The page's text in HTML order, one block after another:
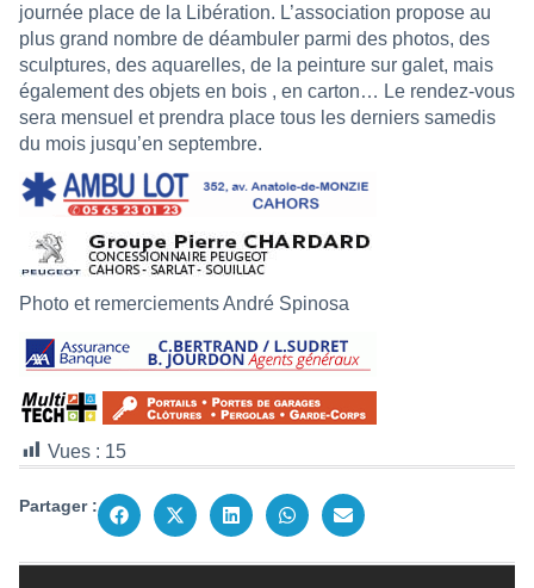
journée place de la Libération. L’association propose au
plus grand nombre de déambuler parmi des photos, des
sculptures, des aquarelles, de la peinture sur galet, mais
également des objets en bois , en carton… Le rendez-vous
sera mensuel et prendra place tous les derniers samedis
du mois jusqu’en septembre.
Photo et remerciements André Spinosa
Vues : 15
Partager :